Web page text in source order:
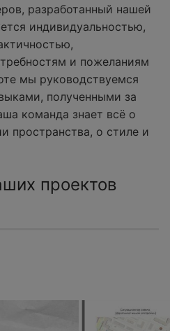
разработанный нашей
индивидуальностью,
и пожеланиям
мы руководствуемся
полученными за
команда знает всё о
пространства, о стиле и
проектов